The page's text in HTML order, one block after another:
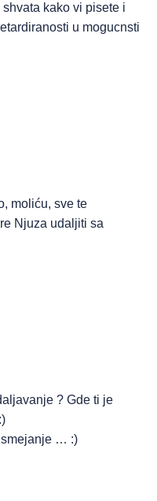
kako vi pisete i
u mogucnsti
moliću, sve te
Njuza udaljiti sa
? Gde ti je
smejanje … :)